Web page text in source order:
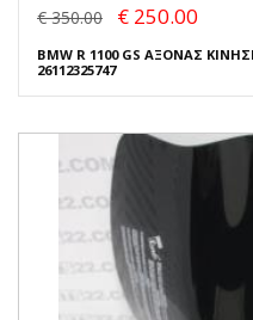
€ 350.00 € 250.00
BMW R 1100 GS ΑΞΟΝΑΣ
26112325747